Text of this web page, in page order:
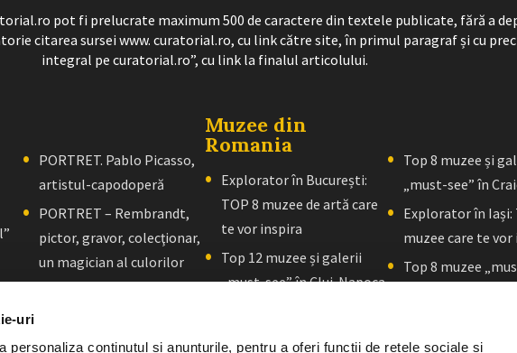
uri
personaliza conținutul și anunțurile, pentru a oferi funcții de rețele sociale și
pot fi prelucrate maximum 500 de caractere din textele publicate, fără a
citarea sursei www. curatorial.ro, cu link către site, în primul paragraf și cu
integral pe curatorial.ro”, cu link la finalul articolului.
PORTRET. Pablo Picasso,
artistul-capodoperă
PORTRET – Rembrandt,
pictor, gravor, colecţionar,
un magician al culorilor
stil tulburător a fost
Muzee din
Romania
Explorator în București:
TOP 8 muzee de artă care
te vor inspira
Top 12 muzee și galerii
„must-see” în Cluj-Napoca
Top 8 muzee și
„must-see” în
Explorator în Iași:
muzee care te vor
Top 8 muzee